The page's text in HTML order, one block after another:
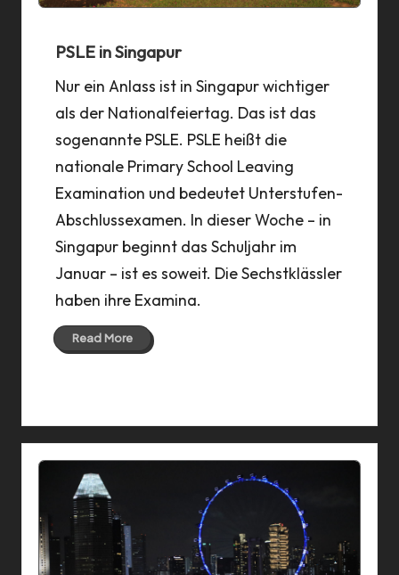
PSLE in Singapur
Nur ein Anlass ist in Singapur wichtiger
als der Nationalfeiertag. Das ist das
sogenannte PSLE. PSLE heißt die
nationale Primary School Leaving
Examination und bedeutet Unterstufen-
Abschlussexamen. In dieser Woche – in
Singapur beginnt das Schuljahr im
Januar – ist es soweit. Die Sechstklässler
haben ihre Examina.
Read More